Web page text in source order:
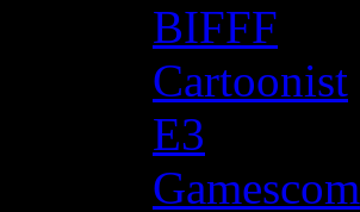
BIFFF
Cartoonist
E3
Gamescom